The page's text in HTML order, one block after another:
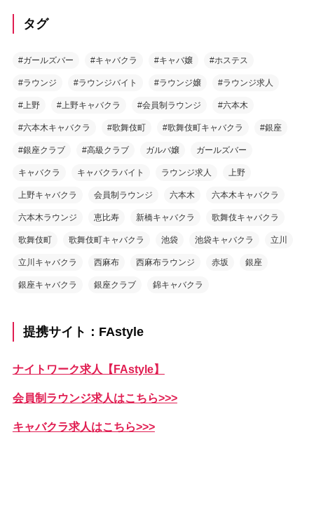
タグ
#ガールズバー #キャバクラ #キャバ嬢 #ホステス
#ラウンジ #ラウンジバイト #ラウンジ嬢 #ラウンジ求人
#上野 #上野キャバクラ #会員制ラウンジ #六本木
#六本木キャバクラ #歌舞伎町 #歌舞伎町キャバクラ #銀座
#銀座クラブ #高級クラブ ガルバ嬢 ガールズバー
キャバクラ キャバクラバイト ラウンジ求人 上野
上野キャバクラ 会員制ラウンジ 六本木 六本木キャバクラ
六本木ラウンジ 恵比寿 新橋キャバクラ 歌舞伎キャバクラ
歌舞伎町 歌舞伎町キャバクラ 池袋 池袋キャバクラ 立川
立川キャバクラ 西麻布 西麻布ラウンジ 赤坂 銀座
銀座キャバクラ 銀座クラブ 錦キャバクラ
提携サイト：FAstyle
ナイトワーク求人【FAstyle】
会員制ラウンジ求人はこちら>>>
キャバクラ求人はこちら>>>